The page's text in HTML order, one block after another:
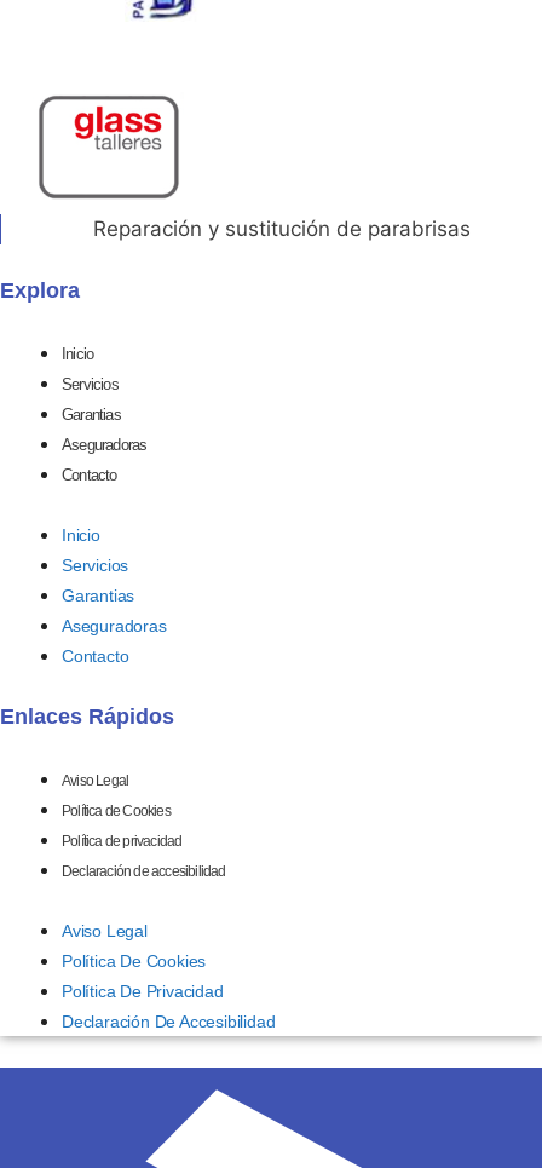
Reparación y sustitución de parabrisas
Explora
Inicio
Servicios
Garantias
Aseguradoras
Contacto
Inicio
Servicios
Garantias
Aseguradoras
Contacto
Enlaces Rápidos
Aviso Legal
Política de Cookies
Política de privacidad
Declaración de accesibilidad
Aviso Legal
Política De Cookies
Política De Privacidad
Declaración De Accesibilidad